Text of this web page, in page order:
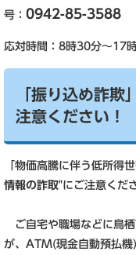
号： 0942-85-3588
応対時間：8時30分～17
「振り込め詐欺
注意ください！
「物価高騰に伴う低所得
情報の詐取"にご注意くだ
ご自宅や職場などに鳥栖
が、ATM(現金自動預払機